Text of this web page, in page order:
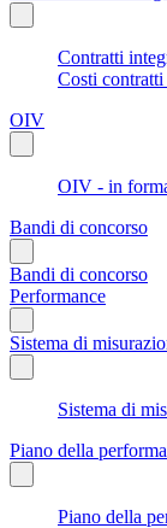
Contratti
Costi
OIV
OIV - in
Bandi di concorso
Bandi di concorso
Performance
Sistema di
Sistema di
Piano della
Piano della